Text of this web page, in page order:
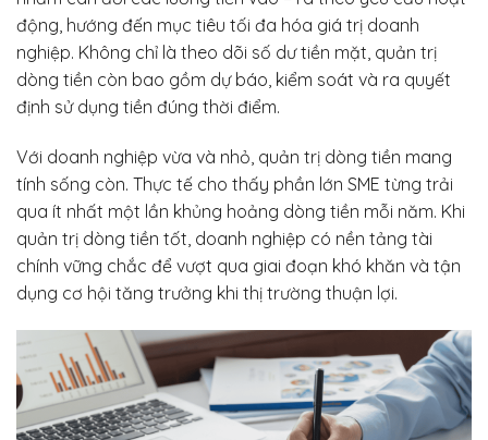
động, hướng đến mục tiêu tối đa hóa giá trị doanh
nghiệp. Không chỉ là theo dõi số dư tiền mặt, quản trị
dòng tiền còn bao gồm dự báo, kiểm soát và ra quyết
định sử dụng tiền đúng thời điểm.
Với doanh nghiệp vừa và nhỏ, quản trị dòng tiền mang
tính sống còn. Thực tế cho thấy phần lớn SME từng trải
qua ít nhất một lần khủng hoảng dòng tiền mỗi năm. Khi
quản trị dòng tiền tốt, doanh nghiệp có nền tảng tài
chính vững chắc để vượt qua giai đoạn khó khăn và tận
dụng cơ hội tăng trưởng khi thị trường thuận lợi.